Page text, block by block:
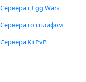
Сервера с Egg Wars
Сервера со сплифом
Сервера KitPvP